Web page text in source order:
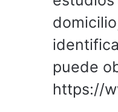
puede
https://